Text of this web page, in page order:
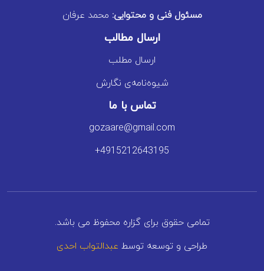
مسئول فنی و محتوایی:محمد عرفان
ارسال مطالب
ارسال مطلب
شیوه‌نامه‌ی نگارش
تماس با ما
gozaare@gmail.com
+4915212643195
تمامی حقوق برای گزاره محفوظ می باشد.
طراحی و توسعه توسطعبدالتواب احدی